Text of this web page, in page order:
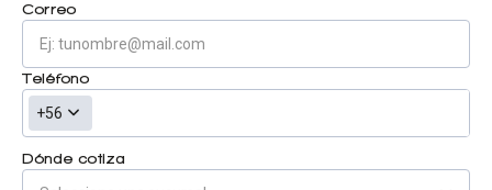
Ver todo autos nuevos
Correo
Teléfono
+56
Dónde cotiza